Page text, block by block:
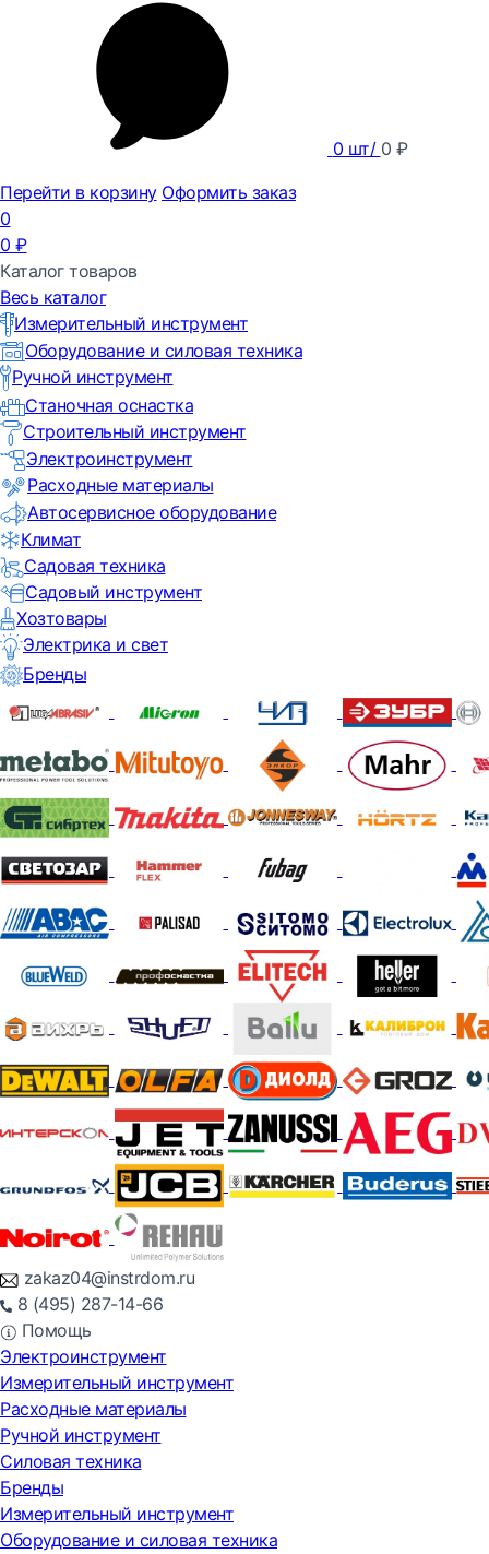
0 шт/ 0 ₽
Перейти в корзину Оформить заказ
0
0 ₽
Каталог товаров
Весь каталог
Измерительный инструмент
Оборудование и силовая техника
Ручной инструмент
Станочная оснастка
Строительный инструмент
Электроинструмент
Расходные материалы
Автосервисное оборудование
Климат
Садовая техника
Садовый инструмент
Хозтовары
Электрика и свет
Бренды
zakaz04@instrdom.ru
8 (495) 287-14-66
Помощь
Электроинструмент
Измерительный инструмент
Расходные материалы
Ручной инструмент
Силовая техника
Бренды
Измерительный инструмент
Оборудование и силовая техника